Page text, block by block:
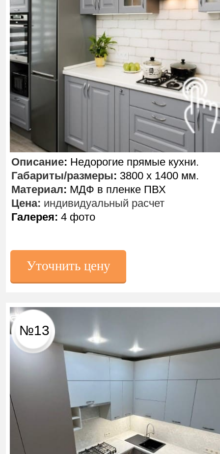
Описание: Недорогие прямые кухни.
Габариты/размеры: 3800 х 1400 мм.
Материал: МДФ в пленке ПВХ
Цена: индивидуальный расчет
Галерея: 4 фото
№13
Уточнить цену